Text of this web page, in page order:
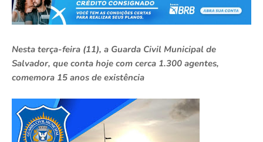
Nesta terça-feira (11), a Guarda Civil Municipal de
Salvador, que conta hoje com cerca 1.300 agentes,
comemora 15 anos de existência